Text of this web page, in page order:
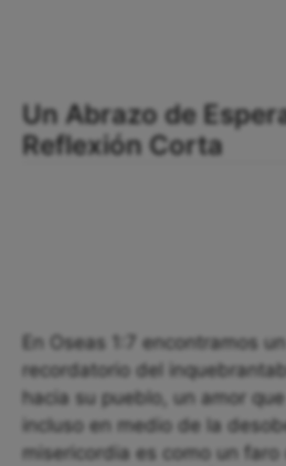
Un Abrazo de
Reflexión Corta
En Oseas 1:7 encontramos
recordatorio del
hacia su pueblo, un amor
incluso en medio de la
misericordia es como un